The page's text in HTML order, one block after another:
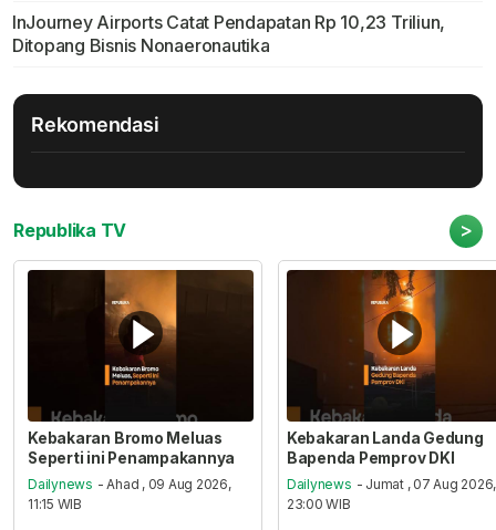
InJourney Airports Catat Pendapatan Rp 10,23 Triliun,
Ditopang Bisnis Nonaeronautika
Rekomendasi
Republika TV >
Kebakaran Bromo Meluas
Seperti ini Penampakannya
Dailynews - Ahad , 09 Aug 2026,
11:15 WIB
Kebakaran Landa Gedung
Bapenda Pemprov DKI
Dailynews - Jumat , 07 Aug 2026,
23:00 WIB